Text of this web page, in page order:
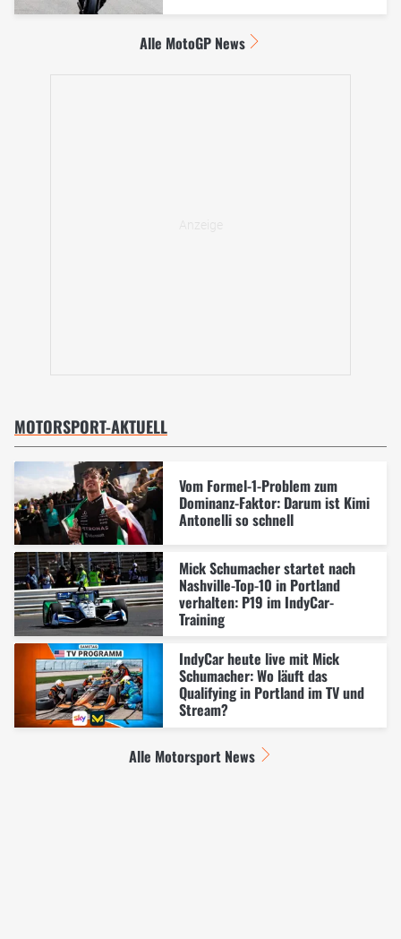
Alle MotoGP News
MOTORSPORT-AKTUELL
Vom Formel-1-Problem zum
Dominanz-Faktor: Darum ist Kimi
Antonelli so schnell
Mick Schumacher startet nach
Nashville-Top-10 in Portland
verhalten: P19 im IndyCar-
Training
IndyCar heute live mit Mick
Schumacher: Wo läuft das
Qualifying in Portland im TV und
Stream?
Alle Motorsport News